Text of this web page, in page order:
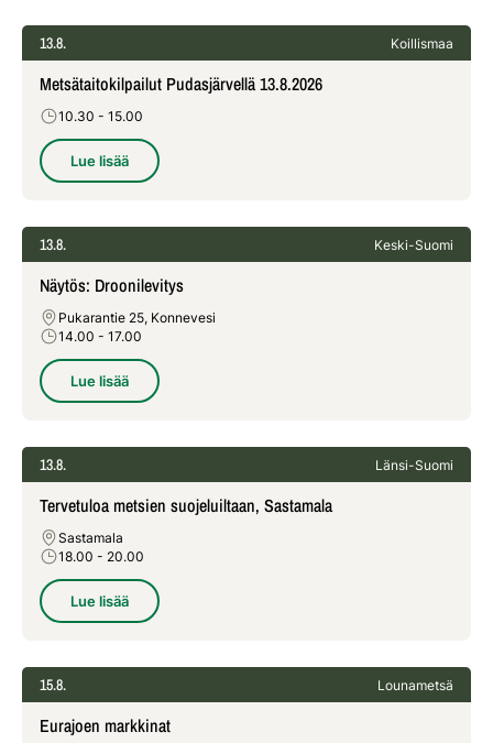
13.8. Koillismaa
Metsätaitokilpailut Pudasjärvellä 13.8.2026
10.30 - 15.00
Lue lisää
13.8. Keski-Suomi
Näytös: Droonilevitys
Pukarantie 25, Konnevesi
14.00 - 17.00
Lue lisää
13.8. Länsi-Suomi
Tervetuloa metsien suojeluiltaan, Sastamala
Sastamala
18.00 - 20.00
Lue lisää
15.8. Lounametsä
Eurajoen markkinat